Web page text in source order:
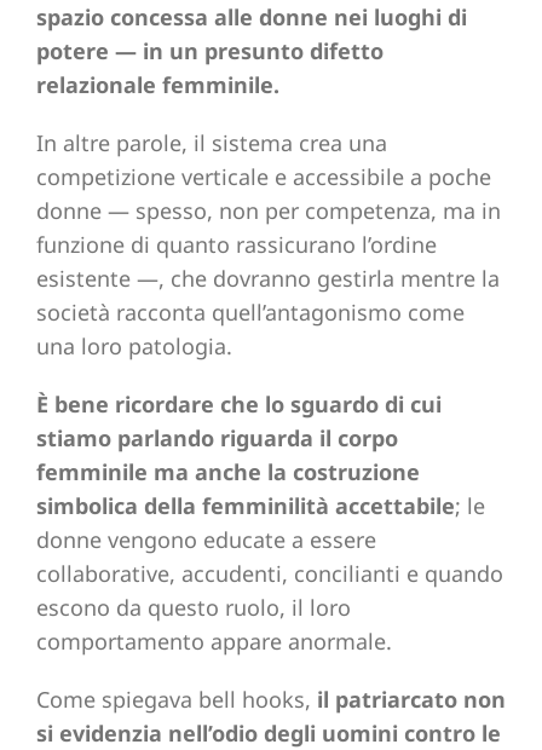
spazio concessa alle donne nei luoghi di
potere — in un presunto difetto
relazionale femminile.
In altre parole, il sistema crea una
competizione verticale e accessibile a poche
donne — spesso, non per competenza, ma in
funzione di quanto rassicurano l’ordine
esistente —, che dovranno gestirla mentre la
società racconta quell’antagonismo come
una loro patologia.
È bene ricordare che lo sguardo di cui
stiamo parlando riguarda il corpo
femminile ma anche la costruzione
simbolica della femminilità accettabile; le
donne vengono educate a essere
collaborative, accudenti, concilianti e quando
escono da questo ruolo, il loro
comportamento appare anormale.
Come spiegava bell hooks, il patriarcato non
si evidenzia nell’odio degli uomini contro le